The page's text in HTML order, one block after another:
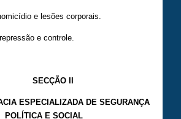
e lesões corporais.
e controle.
SECÇÃO II
ESPECIALIZADA DE SEGURANÇA
POLÍTICA E SOCIAL